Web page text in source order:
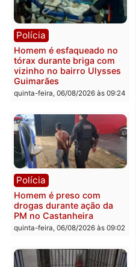
Você também vai
Polícia
Policiais militares
recuperam moto furtada e
prendem trio na zona
Leste
quinta-feira, 06/08/2026 às